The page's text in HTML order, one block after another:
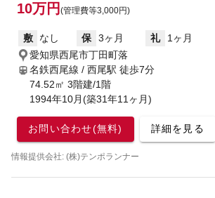
10万円 (管理費等3,000円)
敷 なし 保 3ヶ月 礼
1ヶ月
愛知県西尾市丁田町落
名鉄西尾線 / 西尾駅 徒歩7分
74.52㎡ 3階建/1階
1994年10月(築31年11ヶ月)
お問い合わせ(無料) 詳細を見る
情報提供会社: (株)テンポランナー